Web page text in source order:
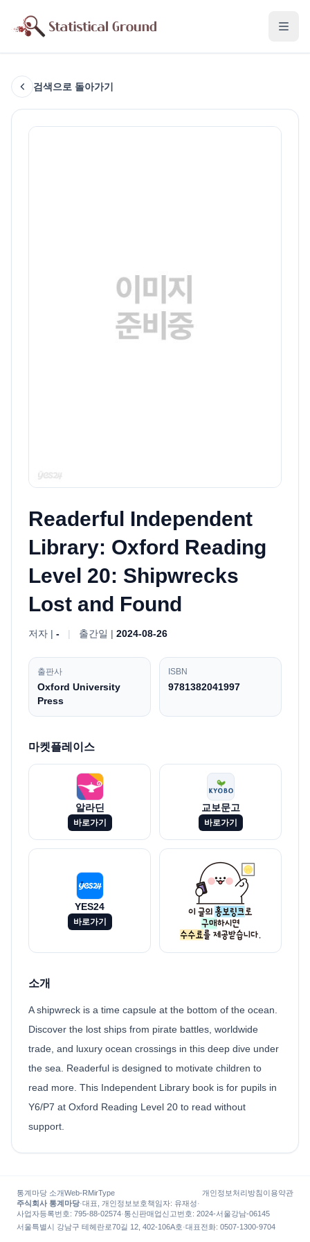
검색으로 돌아가기
Readerful Independent
Library: Oxford Reading
Level 20: Shipwrecks
Lost and Found
저자 | - | 출간일 | 2024-08-26
출판사
Oxford University
Press
ISBN
9781382041997
마켓플레이스
알라딘
바로가기
교보문고
바로가기
YES24
바로가기
소개
A shipwreck is a time capsule at the bottom of the ocean.
Discover the lost ships from pirate battles, worldwide
trade, and luxury ocean crossings in this deep dive under
the sea. Readerful is designed to motivate children to
read more. This Independent Library book is for pupils in
Y6/P7 at Oxford Reading Level 20 to read without
support.
통계마당 소개Web-RMirType 개인정보처리방침이용약관
주식회사 통계마당·대표, 개인정보보호책임자: 유재성·
사업자등록번호: 795-88-02574·통신판매업신고번호: 2024-서울강남-06145
서울특별시 강남구 테헤란로70길 12, 402-106A호·대표전화: 0507-1300-9704